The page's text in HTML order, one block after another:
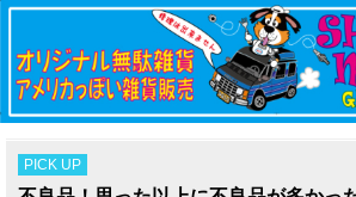
PICK UP